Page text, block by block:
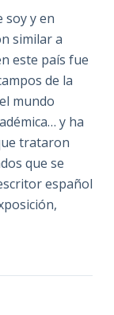
soy y en
similar a
este país fue
de la
mundo
y ha
trataron
que se
español